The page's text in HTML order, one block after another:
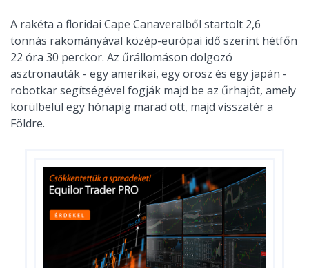
A rakéta a floridai Cape Canaveralből startolt 2,6
tonnás rakományával közép-európai idő szerint hétfőn
22 óra 30 perckor. Az űrállomáson dolgozó
asztronauták - egy amerikai, egy orosz és egy japán -
robotkar segítségével fogják majd be az űrhajót, amely
körülbelül egy hónapig marad ott, majd visszatér a
Földre.